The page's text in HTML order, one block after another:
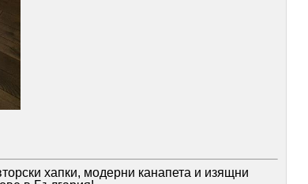
хапки, модерни канапета и изящни